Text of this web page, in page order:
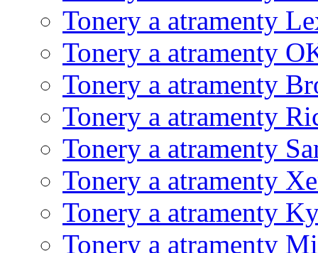
Tonery a atramenty
Tonery a atramenty
Tonery a atramenty
Tonery a atramenty
Tonery a atramenty
Tonery a atramenty
Tonery a atramenty
Tonery a atramenty